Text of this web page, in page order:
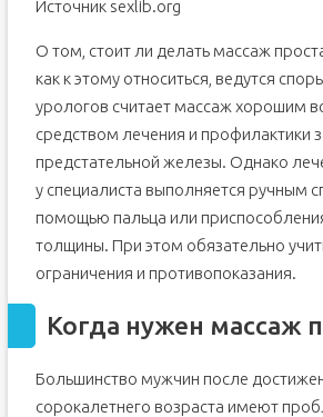
Источник sexlib.org
О том, стоит ли делать массаж
как к этому относиться, ведутся
урологов считает массаж хорошим
средством лечения и профилактики
предстательной железы. Однако
у специалиста выполняется ручным
помощью пальца или
толщины. При этом обязательно
ограничения и противопоказания.
Когда нужен массаж
Большинство мужчин после
сорокалетнего возраста имеют